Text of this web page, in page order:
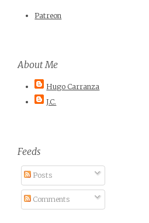
Patreon
About Me
Hugo Carranza
J.C.
Feeds
Posts
Comments